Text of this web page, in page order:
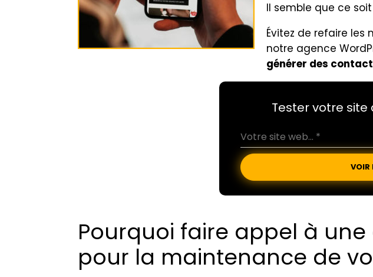
Il semble que ce
Évitez de refaire les
notre agence
générer des
Tester votre site
VOIR
Pourquoi faire appel à une
pour la maintenance de